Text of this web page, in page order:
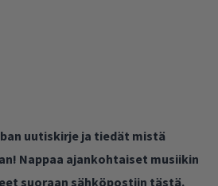
uutiskirje ja tiedät mistä
Nappaa ajankohtaiset musiikin
suoraan sähköpostiin tästä.